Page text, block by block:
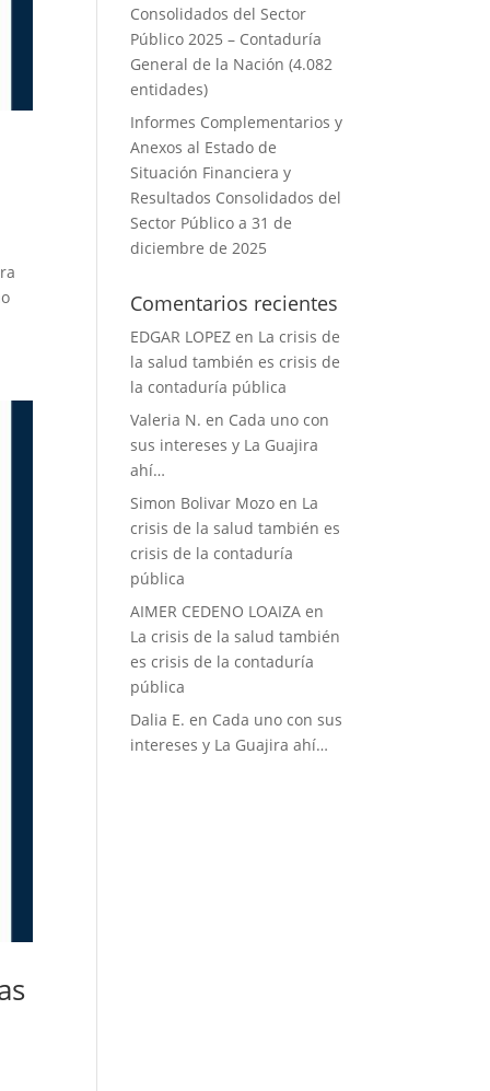
Consolidados del Sector
Público 2025 – Contaduría
General de la Nación (4.082
entidades)
Informes Complementarios y
Anexos al Estado de
Situación Financiera y
Resultados Consolidados del
Sector Público a 31 de
diciembre de 2025
Comentarios recientes
EDGAR LOPEZ en La crisis de
la salud también es crisis de
la contaduría pública
Valeria N. en Cada uno con
sus intereses y La Guajira
ahí…
Simon Bolivar Mozo en La
crisis de la salud también es
crisis de la contaduría
pública
AIMER CEDENO LOAIZA en
La crisis de la salud también
es crisis de la contaduría
pública
Dalia E. en Cada uno con sus
intereses y La Guajira ahí…